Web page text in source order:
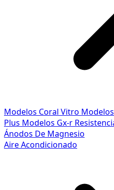
Modelos Coral Vitro
Plus Modelos Gx-r
Ánodos De Magnesio
Aire Acondicionado